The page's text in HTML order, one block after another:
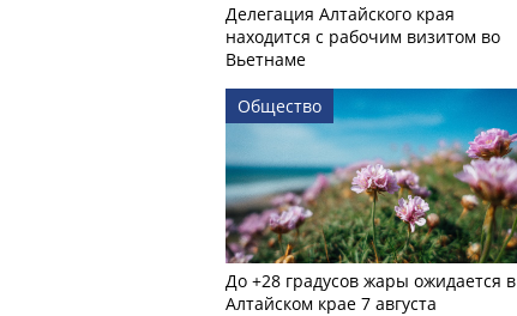
Делегация Алтайского края
находится с рабочим визитом во
Вьетнаме
Общество
До +28 градусов жары ожидается в
Алтайском крае 7 августа